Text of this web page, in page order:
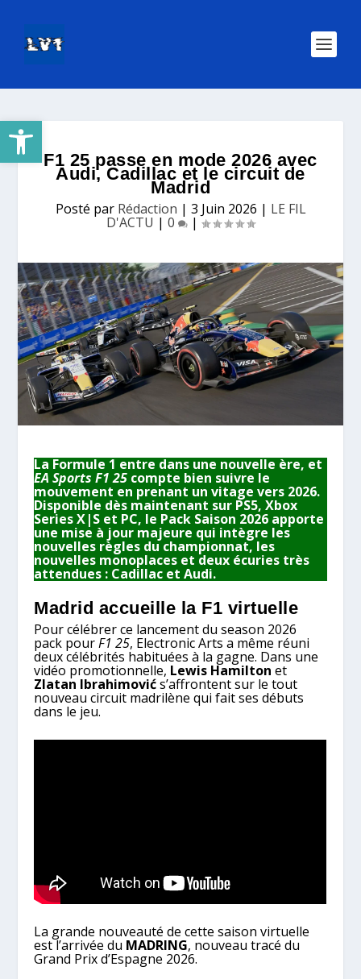
Ouvrir la barre d’outils
F1 25 passe en mode 2026 avec
Audi, Cadillac et le circuit de
Madrid
Posté par Rédaction | 3 Juin 2026 | LE FIL
D'ACTU | 0 |
La Formule 1 entre dans une nouvelle ère, et
EA Sports F1 25 compte bien suivre le
mouvement en prenant un vitage vers 2026.
Disponible dès maintenant sur PS5, Xbox
Series X|S et PC, le Pack Saison 2026 apporte
une mise à jour majeure qui intègre les
nouvelles règles du championnat, les
nouvelles monoplaces et deux écuries très
attendues : Cadillac et Audi.
Madrid accueille la F1 virtuelle
Pour célébrer ce lancement du season 2026
pack pourF1 25, Electronic Arts a même réuni
deux célébrités habituées à la gagne. Dans une
vidéo promotionnelle, Lewis Hamilton et
Zlatan Ibrahimovićs’affrontent sur le tout
nouveau circuit madrilène qui fait ses débuts
dans le jeu.
La grande nouveauté de cette saison virtuelle
est l’arrivée du MADRING, nouveau tracé du
Grand Prix d’Espagne 2026.